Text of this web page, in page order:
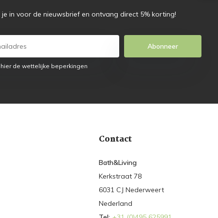
je in voor de nieuwsbrief en ontvang direct 5% korting!
Abonneer
de wettelijke beperkingen
Contact
Bath&Living
Kerkstraat 78
6031 CJ Nederweert
Nederland